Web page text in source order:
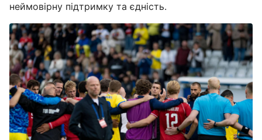
неймовірну підтримку та єдність.